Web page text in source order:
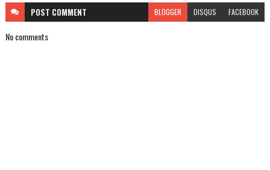
POST COMMENT BLOGGER DISQUS FACEBOOK
No comments